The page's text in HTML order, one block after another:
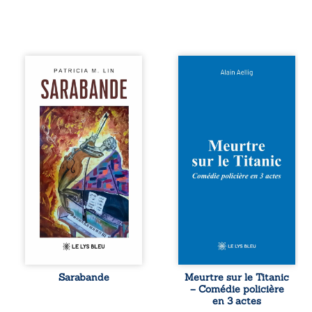
Aux chants
crépitants de l’été,
Sous le silence
ouaté de la neige
en hiver, Au cours
de nuits pâles,
Dans la clarté
bienveillante de la
lune, Rêves,
pensées, révoltes
et espoirs… Des
mots s’assemblent,
colorés, rebelles
aux règles de la
poésie, mais
chantant en
forment une
sarabande,
Sarabande
Et si le naufrage
en 1912, un
meurtre est
commis. Le drame
disparaît avec le
tard, la
l’épave fait
resurgir un secret
que l’on croyait
perdu. Dans un
Meurtre sur le Titanic
– Comédie policière
en 3 actes